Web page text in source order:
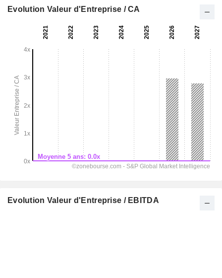
Evolution Valeur d'Entreprise / CA
Evolution Valeur d'Entreprise / EBITDA